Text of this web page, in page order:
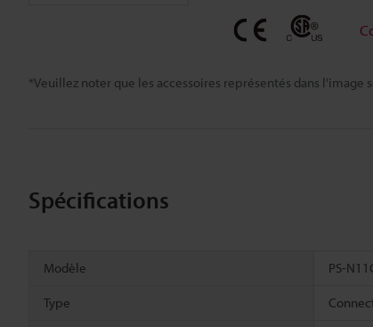
*Veuillez noter que les accessoires représentés dans
Spécifications
Modèle PS-
Type